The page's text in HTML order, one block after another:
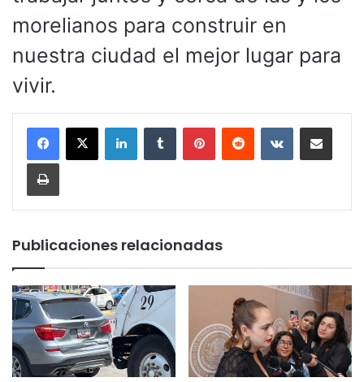
morelianos para construir en
nuestra ciudad el mejor lugar para
vivir.
LinkedInTumblr PinterestReddit VKontakteCompartir por
Imprimir
Publicaciones relacionadas